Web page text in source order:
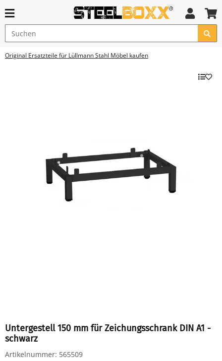
Original Ersatzteile für Lüllmann Stahl Möbel kaufen
Untergestell 150 mm für Zeichungsschrank DIN A1 -
schwarz
Artikelnummer: 565509